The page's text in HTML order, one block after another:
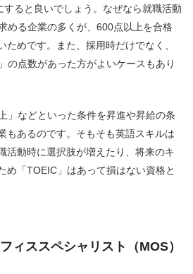
ると良いでしょう。なぜなら就職活動
める企業の多くが、600点以上を合格
ためです。また、採用時だけでなく、
の点数があった方がよいケースもあり
」などといった条件を昇進や昇給の条
もあるのです。そもそも英語スキルは
活動時に選択肢が増えたり、将来のキ
め「TOEIC」はあって損はない資格と
ィススペシャリスト（MOS）